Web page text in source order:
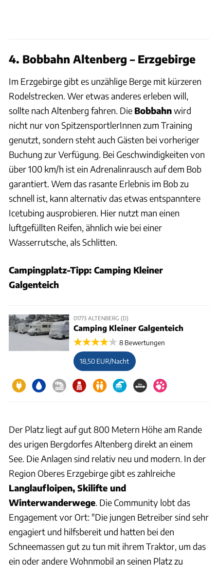
4. Bobbahn Altenberg – Erzgebirge
Im Erzgebirge gibt es unzählige Berge mit kürzeren
Rodelstrecken. Wer etwas anderes erleben will,
sollte nach Altenberg fahren. Die Bobbahnwird
nicht nur von SpitzensportlerInnen zum Training
genutzt, sondern steht auch Gästen bei vorheriger
Buchung zur Verfügung. Bei Geschwindigkeiten von
über 100 km/h ist ein Adrenalinrausch auf dem Bob
garantiert. Wem das rasante Erlebnis im Bob zu
schnell ist, kann alternativ das etwas entspanntere
Icetubing ausprobieren. Hier nutzt man einen
luftgefüllten Reifen, ähnlich wie bei einer
Wasserrutsche, als Schlitten.
Campingplatz-Tipp: Camping Kleiner
Galgenteich
01773 ALTENBERG (D)
Camping Kleiner Galgenteich
8 Bewertungen
18,50 EUR/Nacht
Der Platz liegt auf gut 800 Metern Höhe am Rande
des urigen Bergdorfes Altenberg direkt an einem
See. Die Anlagen sind relativ neu und modern. In der
Region Oberes Erzgebirge gibt es zahlreiche
Langlaufloipen, Skilifte und
Winterwanderwege. Die Community lobt das
Engagement vor Ort: "Die jungen Betreiber sind sehr
engagiert und hilfsbereit und hatten bei den
Schneemassen gut zu tun mit ihrem Traktor, um das
ein oder andere Wohnmobil an seinen Platz zu